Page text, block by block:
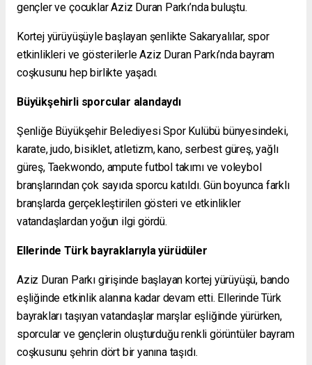
gençler ve çocuklar Aziz Duran Parkı’nda buluştu.
Kortej yürüyüşüyle başlayan şenlikte Sakaryalılar, spor
etkinlikleri ve gösterilerle Aziz Duran Parkı’nda bayram
coşkusunu hep birlikte yaşadı.
Büyükşehirli sporcular alandaydı
Şenliğe Büyükşehir Belediyesi Spor Kulübü bünyesindeki,
karate, judo, bisiklet, atletizm, kano, serbest güreş, yağlı
güreş, Taekwondo, ampute futbol takımı ve voleybol
branşlarından çok sayıda sporcu katıldı. Gün boyunca farklı
branşlarda gerçekleştirilen gösteri ve etkinlikler
vatandaşlardan yoğun ilgi gördü.
Ellerinde Türk bayraklarıyla yürüdüler
Aziz Duran Parkı girişinde başlayan kortej yürüyüşü, bando
eşliğinde etkinlik alanına kadar devam etti. Ellerinde Türk
bayrakları taşıyan vatandaşlar marşlar eşliğinde yürürken,
sporcular ve gençlerin oluşturduğu renkli görüntüler bayram
coşkusunu şehrin dört bir yanına taşıdı.